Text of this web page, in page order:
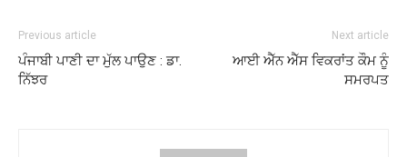
Previous article
ਪੰਜਾਬੀ ਪਾਣੀ ਦਾ ਮੁੱਲ ਪਾਉਣ : ਡਾ.
ਨਿੱਝਰ
Next article
ਆਈ ਐੱਨ ਐੱਸ ਵਿਕਰਾਂਤ ਕੌਮ ਨੂੰ
ਸਮਰਪਤ